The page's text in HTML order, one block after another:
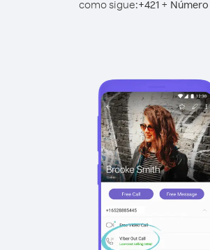
como sigue:+421+